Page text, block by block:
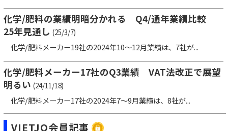
化学/肥料の業績明暗分かれる Q4/通年業績比較
25年見通し (25/3/7)
化学/肥料メーカー19社の2024年10～12月業績は、7社が...
化学/肥料メーカー17社のQ3業績 VAT法改正で展望
明るい (24/11/18)
化学/肥料メーカー17社の2024年7～9月業績は、8社が...
VIETJO会員記事